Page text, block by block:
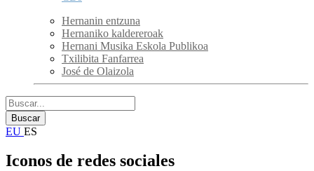
Hernanin entzuna
Hernaniko kaldereroak
Hernani Musika Eskola Publikoa
Txilibita Fanfarrea
José de Olaizola
EU ES
Iconos de redes sociales